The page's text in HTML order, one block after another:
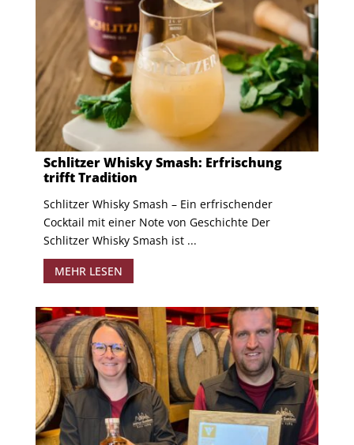
Schlitzer Whisky Smash: Erfrischung
trifft Tradition
Schlitzer Whisky Smash – Ein erfrischender
Cocktail mit einer Note von Geschichte Der
Schlitzer Whisky Smash ist ...
MEHR LESEN